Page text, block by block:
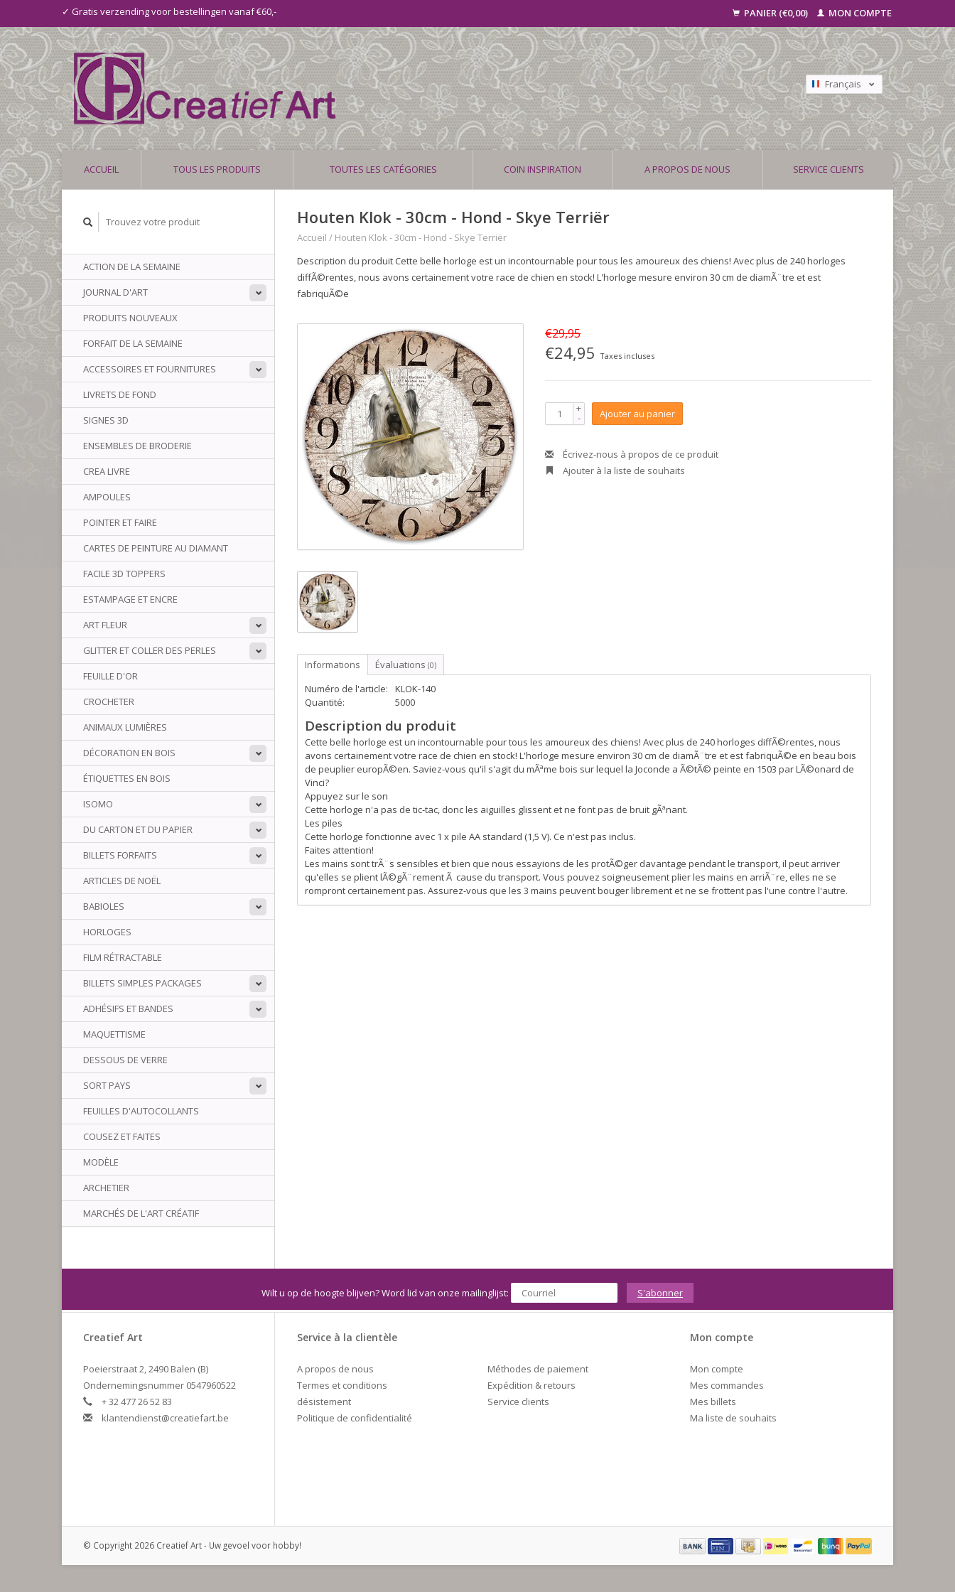
✓ Gratis verzending voor bestellingen vanaf €60,- PANIER (€0,00) MON COMPTE
Français
Nederlands
Deutsch
ACCUEIL TOUS LES PRODUITS TOUTES LES CATÉGORIES COIN INSPIRATION A PROPOS DE NOUS SERVICE CLIENTS
ACTION DE LA SEMAINE
JOURNAL D'ART
PRODUITS NOUVEAUX
FORFAIT DE LA SEMAINE
ACCESSOIRES ET FOURNITURES
LIVRETS DE FOND
SIGNES 3D
ENSEMBLES DE BRODERIE
CREA LIVRE
AMPOULES
POINTER ET FAIRE
CARTES DE PEINTURE AU DIAMANT
FACILE 3D TOPPERS
ESTAMPAGE ET ENCRE
ART FLEUR
GLITTER ET COLLER DES PERLES
FEUILLE D'OR
CROCHETER
ANIMAUX LUMIÈRES
DÉCORATION EN BOIS
ÉTIQUETTES EN BOIS
ISOMO
DU CARTON ET DU PAPIER
BILLETS FORFAITS
ARTICLES DE NOËL
BABIOLES
HORLOGES
FILM RÉTRACTABLE
BILLETS SIMPLES PACKAGES
ADHÉSIFS ET BANDES
MAQUETTISME
DESSOUS DE VERRE
SORT PAYS
FEUILLES D'AUTOCOLLANTS
COUSEZ ET FAITES
MODÈLE
ARCHETIER
MARCHÉS DE L'ART CRÉATIF
Houten Klok - 30cm - Hond - Skye Terriër
Accueil / Houten Klok - 30cm - Hond - Skye Terriër
Description du produit Cette belle horloge est un incontournable pour tous les amoureux des chiens! Avec plus de 240 horloges
diffÃ©rentes, nous avons certainement votre race de chien en stock! L'horloge mesure environ 30 cm de diamÃ¨tre et est
fabriquÃ©e
€29,95
€24,95Taxes incluses
+
- Ajouter au panier
Écrivez-nous à propos de ce produit
Ajouter à la liste de souhaits
Informations Évaluations (0)
Numéro de l'article:
KLOK-140
Quantité:
5000
Description du produit
Cette belle horloge est un incontournable pour tous les amoureux des chiens! Avec plus de 240 horloges diffÃ©rentes, nous
avons certainement votre race de chien en stock! L'horloge mesure environ 30 cm de diamÃ¨tre et est fabriquÃ©e en beau bois
de peuplier europÃ©en. Saviez-vous qu'il s'agit du mÃªme bois sur lequel la Joconde a Ã©tÃ© peinte en 1503 par LÃ©onard de
Vinci?
Appuyez sur le son
Cette horloge n'a pas de tic-tac, donc les aiguilles glissent et ne font pas de bruit gÃªnant.
Les piles
Cette horloge fonctionne avec 1 x pile AA standard (1,5 V). Ce n'est pas inclus.
Faites attention!
Les mains sont trÃ¨s sensibles et bien que nous essayions de les protÃ©ger davantage pendant le transport, il peut arriver
qu'elles se plient lÃ©gÃ¨rement Ã cause du transport. Vous pouvez soigneusement plier les mains en arriÃ¨re, elles ne se
rompront certainement pas. Assurez-vous que les 3 mains peuvent bouger librement et ne se frottent pas l'une contre l'autre.
Wilt u op de hoogte blijven? Word lid van onze mailinglijst: S'abonner
Creatief Art
Poeierstraat 2, 2490 Balen (B)
Ondernemingsnummer 0547960522
+ 32 477 26 52 83
klantendienst@creatiefart.be
Service à la clientèle
A propos de nous
Termes et conditions
désistement
Politique de confidentialité
Méthodes de paiement
Expédition & retours
Service clients
Mon compte
Mon compte
Mes commandes
Mes billets
Ma liste de souhaits
© Copyright 2026 Creatief Art - Uw gevoel voor hobby!